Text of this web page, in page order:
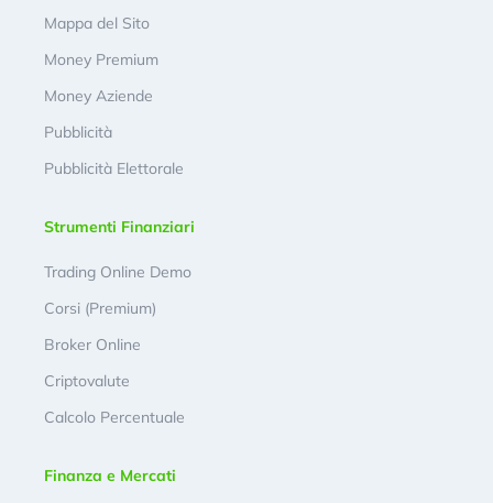
Mappa del Sito
Money Premium
Money Aziende
Pubblicità
Pubblicità Elettorale
Strumenti Finanziari
Trading Online Demo
Corsi (Premium)
Broker Online
Criptovalute
Calcolo Percentuale
Finanza e Mercati